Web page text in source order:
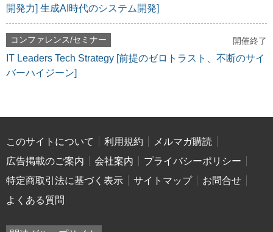
開発力] 生成AI時代のシステム開発]
コンファレンス/セミナー 開催終了
IT Leaders Tech Strategy [前提のゼロトラスト、不断のサイ
バーハイジーン]
このサイトについて 利用規約
メルマガ購読
広告掲載のご案内
会社案内
プライバシーポリシー
特定商取引法に基づく表示
サイトマップ
お問合せ
よくある質問